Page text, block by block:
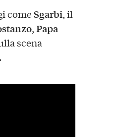
comeSgarbi, il
,Papa
scena